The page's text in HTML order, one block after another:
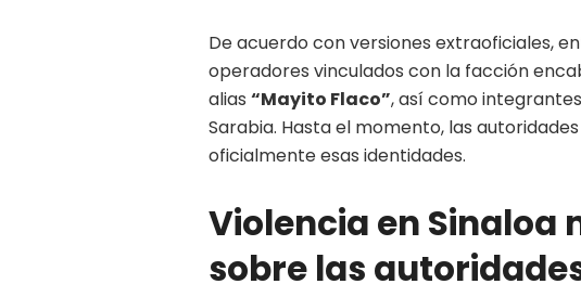
De acuerdo con versiones extraoficiales,
operadores vinculados con la facción
alias “Mayito Flaco”, así como
Sarabia. Hasta el momento, las
oficialmente esas identidades.
Violencia en Sinaloa
sobre las